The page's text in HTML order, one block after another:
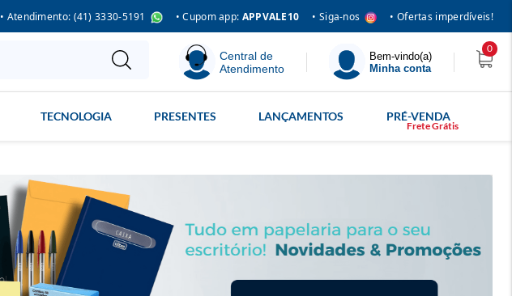
• Atendimento: (41) 3330-5191 • Cupom app: APPVALE10 • Siga-nos • Ofertas imperdíveis!
Central de
Atendimento
Bem-vindo(a)
Minha conta
0
TECNOLOGIA PRESENTES LANÇAMENTOS PRÉ-VENDA